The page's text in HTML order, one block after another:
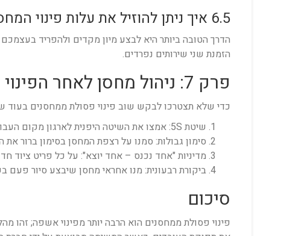
6.5 איך ניתן להוזיל את עלות פינוי המחסן?
הדרך הטובה ביותר היא לבצע מיון מקדים ולהפריד
הזמנת שני שירותים נפרדים.
פרק 7: ניהול מחסן לאחר הפינוי – טיפים לשימור התוצאה
כדי שלא תצטרכו לבקש שוב פינוי פסולת ממחסנים בעוד
שיטת 5S: אמצו את השיטה היפנית לארגון מקום העבודה (Sort, Set in order, Shine, Standardize, Sustain).
סימון גבולות: סמנו על רצפת המחסן בסימון ברור
מדיניות "אחד נכנס – אחד יוצא": על כל פריט ציוד
ביקורת רבעונית: מנו אחראי מחסן שיבצע סיור
סיכום
פינוי פסולת ממחסנים הוא הרבה יותר מפינוי אשפה; זהו